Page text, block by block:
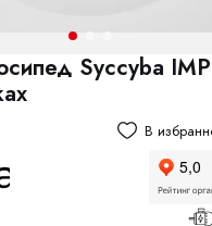
Syccyba
В